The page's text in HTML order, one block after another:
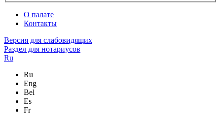
О палате
Контакты
Версия для слабовидящих
Раздел для нотариусов
Ru
Ru
Eng
Bel
Es
Fr